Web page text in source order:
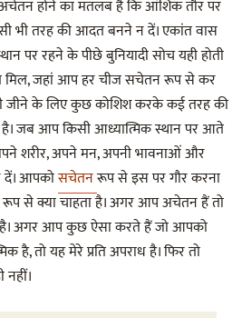
होने का मतलब है कि आंशिक तौर पर
भी तरह की आदत बनने न दें। एकांत वास
पर रहने के पीछे बुनियादी सोच यही होती
मिल, जहां आप हर चीज सचेतन रूप से कर
जीने के लिए कुछ कोशिश करके कई तरह की
जब आप किसी आध्यात्मिक स्थान पर आते
शरीर, अपने मन, अपनी भावनाओं और
दें। आपकोसचेतनरूप से इस पर गौर करना
रूप से क्या चाहता है। अगर आप अचेतन हैं तो
अगर आप कुछ ऐसा करते हैं जो आपको
है, तो यह मेरे प्रति अपराध है। फिर तो